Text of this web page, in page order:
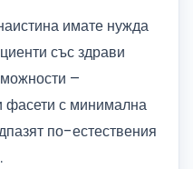
имате нужда
със здрави
–
фасети с минимална
по-естествения